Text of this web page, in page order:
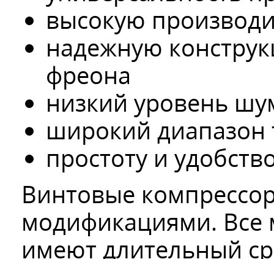
высокую
надежную
фреона
низкий уровень
широкий диапазон
простоту и
Винтовые
модификациями. Все
имеют длительный